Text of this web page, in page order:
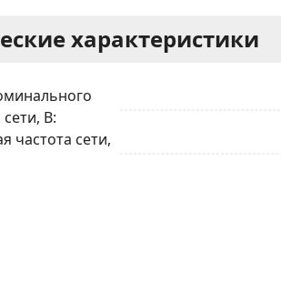
характеристики
В
частота сети,